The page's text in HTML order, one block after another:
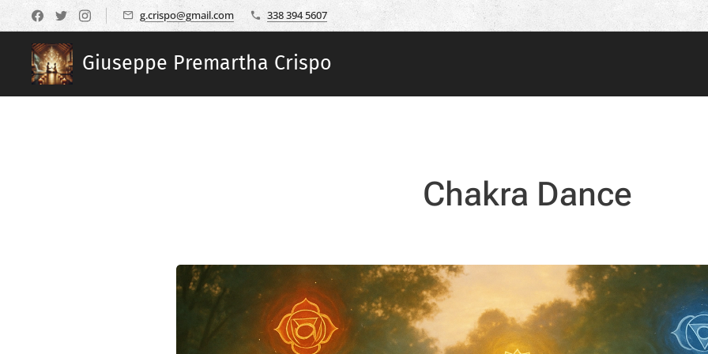
g.crispo@gmail.com 338 394 5607
Giuseppe Premartha Crispo
Chakra Dance